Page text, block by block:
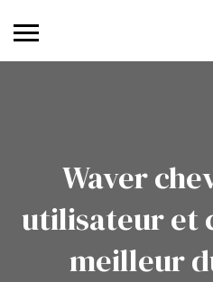
Waver
utilisateur et
meilleur